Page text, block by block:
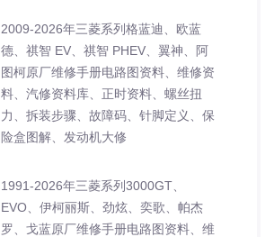
2009-2026年三菱系列格蓝迪、欧蓝
德、祺智 EV、祺智 PHEV、翼神、阿
图柯原厂维修手册电路图资料、维修资
料、汽修资料库、正时资料、螺丝扭
力、拆装步骤、故障码、针脚定义、保
险盒图解、发动机大修
1991-2026年三菱系列3000GT、
EVO、伊柯丽斯、劲炫、奕歌、帕杰
罗、戈蓝原厂维修手册电路图资料、维